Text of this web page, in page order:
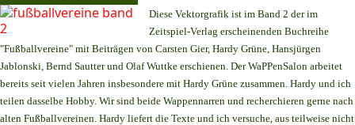
Diese Vektorgrafik ist im Band 2 der im
Zeitspiel-Verlag erscheinenden Buchreihe
"Fußballvereine" mit Beiträgen von Carsten Gier, Hardy Grüne, Hansjürgen
Jablonski, Bernd Sautter und Olaf Wuttke erschienen. Der WaPPenSalon arbeitet
bereits seit vielen Jahren insbesondere mit Hardy Grüne zusammen. Hardy und ich
teilen dasselbe Hobby. Wir sind beide Wappennarren und recherchieren gerne nach
alten Fußballvereinen. Hardy liefert die Texte und ich versuche, aus teilweise nicht